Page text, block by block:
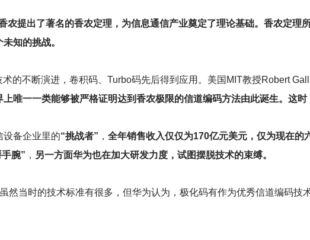
农提出了著名的香农定理，为信息通信产业奠定了理论基础。香农定理
知的挑战。
的不断演进，卷积码、Turbo码先后得到应用。美国MIT教授Robert
上唯一一类能够被严格证明达到香农极限的信道编码方法由此诞生。这时
设备企业里的“挑战者” ， 全年销售收入仅仅为170亿元美元，仅为现在的
手腕” ， 另一方面华为也在加大研发力度，试图摆脱技术的束缚。
然当时的技术标准有很多，但华为认为，极化码有作为优秀信道编码技